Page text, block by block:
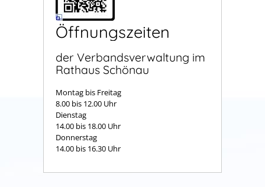
Öffnungszeiten
der Verbandsverwaltung im
Rathaus Schönau
Montag bis Freitag
8.00 bis 12.00 Uhr
Dienstag
14.00 bis 18.00 Uhr
Donnerstag
14.00 bis 16.30 Uhr